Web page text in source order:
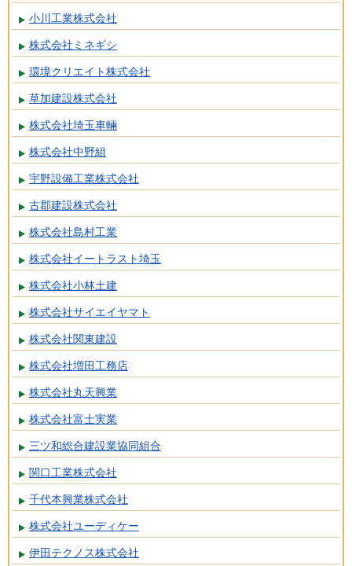
小川工業株式会社
株式会社ミネギシ
環境クリエイト株式会社
草加建設株式会社
株式会社埼玉車輛
株式会社中野組
宇野設備工業株式会社
古郡建設株式会社
株式会社島村工業
株式会社イートラスト埼玉
株式会社小林土建
株式会社サイエイヤマト
株式会社関東建設
株式会社増田工務店
株式会社丸天興業
株式会社富士実業
三ツ和総合建設業協同組合
関口工業株式会社
千代本興業株式会社
株式会社ユーディケー
伊田テクノス株式会社